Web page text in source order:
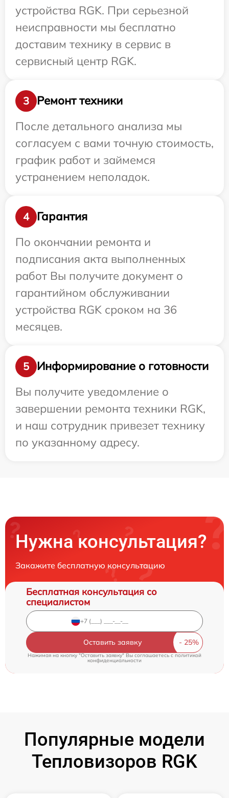
устройства RGK. При серьезной
неисправности мы бесплатно
доставим технику в сервис в
сервисный центр RGK.
3
Ремонт техники
После детального анализа мы
согласуем с вами точную стоимость,
график работ и займемся
устранением неполадок.
4
Гарантия
По окончании ремонта и
подписания акта выполненных
работ Вы получите документ о
гарантийном обслуживании
устройства RGK сроком на 36
месяцев.
5
Информирование о готовности
Вы получите уведомление о
завершении ремонта техники RGK,
и наш сотрудник привезет технику
по указанному адресу.
Нужна консультация?
Закажите бесплатную консультацию
Бесплатная консультация со
специалистом
Оставить заявку
Нажимая на кнопку "Оставить заявку" Вы соглашаетесь cполитикой
конфиденциальности
Популярные модели
Тепловизоров RGK